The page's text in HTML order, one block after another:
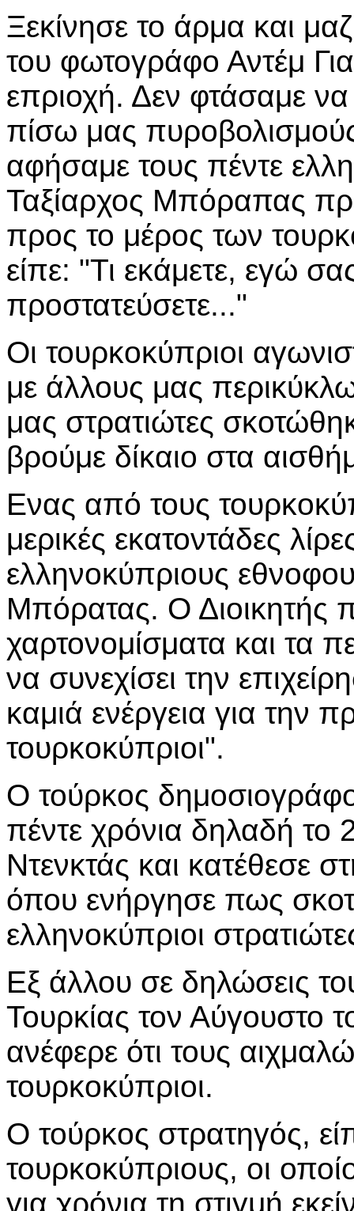
Ξεκίνησε το άρμα και
του φωτογράφο Αντέμ
επριοχή. Δεν φτάσαμε
πίσω μας
αφήσαμε τους πέντε
Ταξίαρχος Μπόραπας
προς το μέρος των
είπε: "Τι εκάμετε, εγώ
προστατεύσετε..."
Οι τουρκοκύπριοι
με άλλους μας
μας στρατιώτες
βρούμε δίκαιο στα
Ενας από τους
μερικές εκατοντάδες
ελληνοκύπριους
Μπόρατας. Ο Διοικητής
χαρτονομίσματα και τα
να συνεχίσει την
καμιά ενέργεια για την
τουρκοκύπριοι".
Ο τούρκος
πέντε χρόνια δηλαδή
Ντενκτάς και κατέθεσε
όπου ενήργησε πως
ελληνοκύπριοι
Εξ άλλου σε δηλώσεις
Τουρκίας τον Αύγουστο
ανέφερε ότι τους
τουρκοκύπριοι.
Ο τούρκος στρατηγός,
τουρκοκύπριους, οι
για χρόνια τη στιγμή